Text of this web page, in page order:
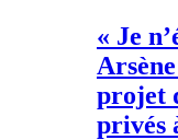
« Je
projet
privés